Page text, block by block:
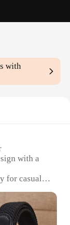
with
with a
for casual
in a